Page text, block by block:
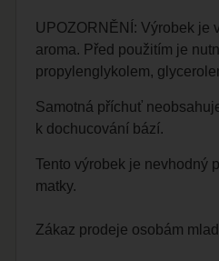
UPOZORNĚNÍ: Výrobek je
aroma. Před použitím je
propylenglykolem,
Samotná příchuť
k dochucování bází.
Tento výrobek je nevhodný
matky.
Zákaz prodeje osobám